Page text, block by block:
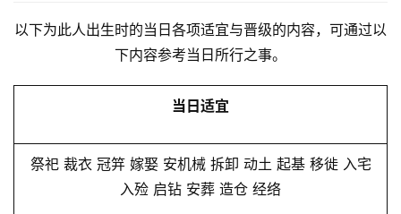
以下为此人出生时的当日各项适宜与晋级的内容，可通过以
下内容参考当日所行之事。
当日适宜
祭祀 裁衣 冠笄 嫁娶 安机械 拆卸 动土 起基 移徙 入宅
入殓 启钻 安葬 造仓 经络